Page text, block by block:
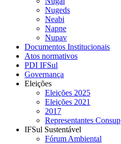
Nugeds
Neabi
Napne
Nupav
Documentos Institucionais
Atos normativos
PDI IFSul
Governança
Eleições
Eleições 2025
Eleições 2021
2017
Representantes Consup
IFSul Sustentável
Fórum Ambiental